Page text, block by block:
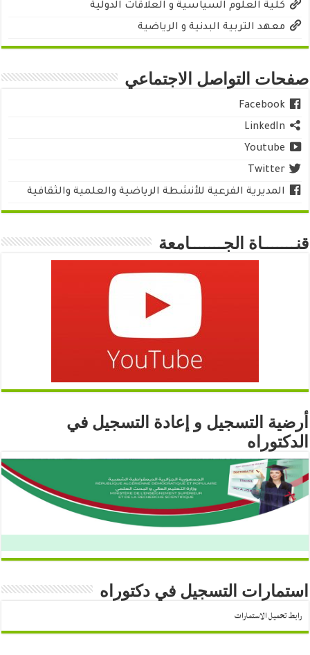
كلية العلوم السياسية و العلاقات الدولية
معهد التربية البدنية و الرياضية
صفحات التواصل الاجتماعي
Facebook
LinkedIn
Youtube
Twitter
المديرية الفرعية للأنشطة الرياضية والعلمية والثقافية
قنـــــــاة الجـــــــامعة
أرضية التسجيل و إعادة التسجيل في
الدكتوراه
استمارات التسجيل في دكتوراه
رابط تحميل الاستمارات